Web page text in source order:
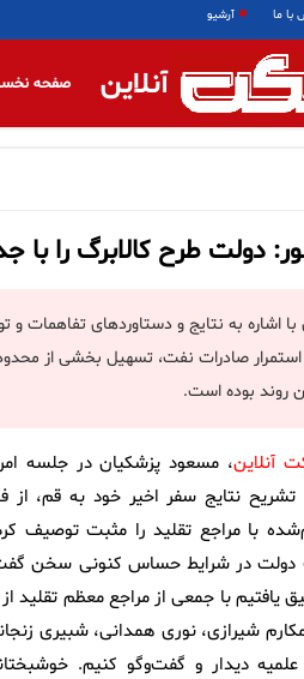
با ما آرشیو
آنلاین صفحه
دولت طرح کالابرگ را با
اشاره به نتایج و دستاوردهای تفاهمات و
صادرات نفت، تسهیل بخشی از
روند بوده است.
آنلاین، مسعود پزشکیان در جلسه
نتایج سفر اخیر خود به قم، از
با مراجع تقلید را مثبت توصیف
دولت در شرایط حساس کنونی سخن گفت
یافتیم با جمعی از مراجع معظم تقلید
شیرازی، نوری همدانی، شبیری
علمیه دیدار و گفت‌وگو کنیم.